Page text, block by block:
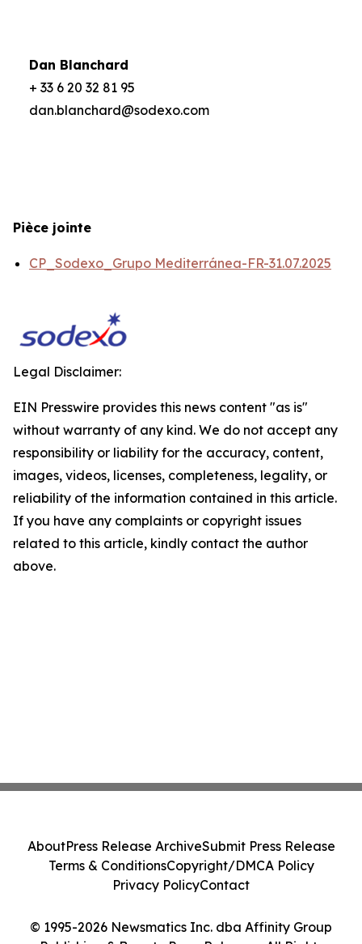
Dan Blanchard
+ 33 6 20 32 81 95
dan.blanchard@sodexo.com
Pièce jointe
CP_Sodexo_Grupo Mediterránea-FR-31.07.2025
Legal Disclaimer:
EIN Presswire provides this news content "as is"
without warranty of any kind. We do not accept any
responsibility or liability for the accuracy, content,
images, videos, licenses, completeness, legality, or
reliability of the information contained in this article.
If you have any complaints or copyright issues
related to this article, kindly contact the author
above.
© 1995-2026 Newsmatics Inc. dba Affinity Group
AboutPress Release ArchiveSubmit Press Release
Terms & ConditionsCopyright/DMCA Policy
Privacy PolicyContact